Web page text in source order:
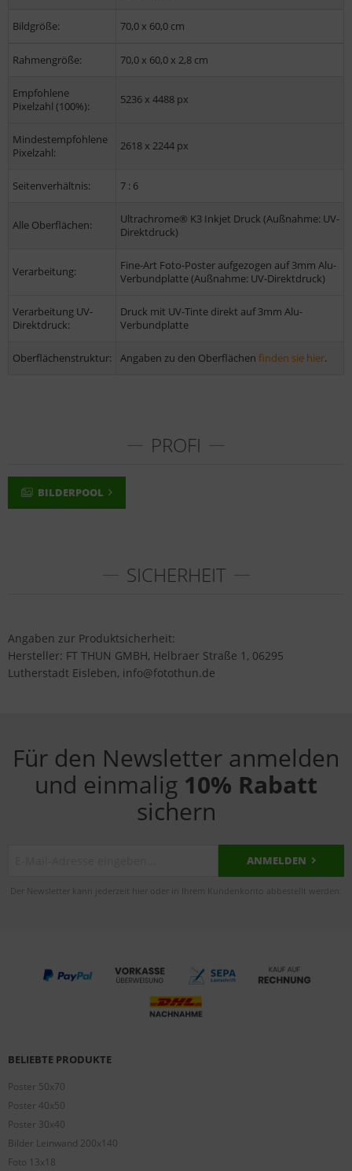
Bildgröße: 70,0 x 60,0 cm
Rahmengröße: 70,0 x 60,0 x 2,8 cm
Empfohlene
Pixelzahl (100%):
5236 x 4488 px
Mindestempfohlene
Pixelzahl:
2618 x 2244 px
Seitenverhältnis: 7 : 6
Alle Oberflächen:
Ultrachrome® K3 Inkjet Druck (Außnahme: UV-
Direktdruck)
Verarbeitung:
Fine-Art Foto-Poster aufgezogen auf 3mm Alu-
Verbundplatte (Außnahme: UV-Direktdruck)
Verarbeitung UV-
Direktdruck:
Druck mit UV-Tinte direkt auf 3mm Alu-
Verbundplatte
Oberflächenstruktur: Angaben zu den Oberflächen finden sie hier.
PROFI
BILDERPOOL
SICHERHEIT
Angaben zur Produktsicherheit:
Hersteller: FT THUN GMBH, Helbraer Straße 1, 06295
Lutherstadt Eisleben, info@fotothun.de
Für den Newsletter anmelden
und einmalig 10% Rabatt
sichern
ANMELDEN
Der Newsletter kann jederzeit hier oder in Ihrem Kundenkonto abbestellt werden.
BELIEBTE PRODUKTE
Poster 50x70
Poster 40x50
Poster 30x40
Bilder Leinwand 200x140
Foto 13x18